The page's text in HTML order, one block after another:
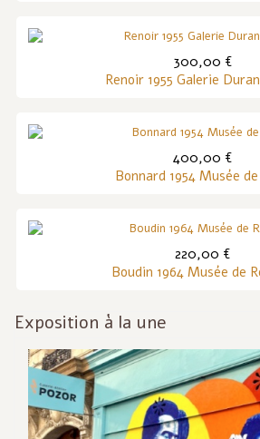
300,00 €
Renoir 1955 Galerie
400,00 €
Bonnard 1954 Musée
220,00 €
Boudin 1964 Musée de
Exposition à la une